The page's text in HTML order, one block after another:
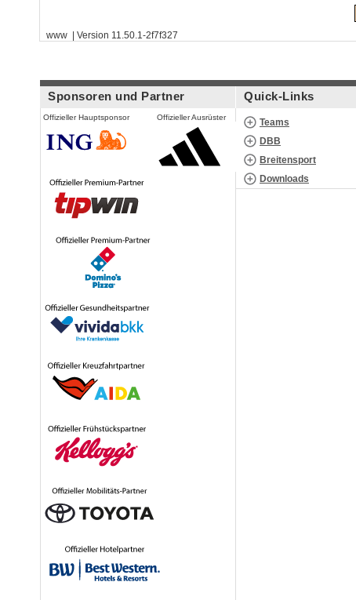
www | Version 11.50.1-2f7f327
Sponsoren und Partner
Offizieller Hauptsponsor Offizieller Ausrüster
Quick-Links
Teams
DBB
Breitensport
Downloads